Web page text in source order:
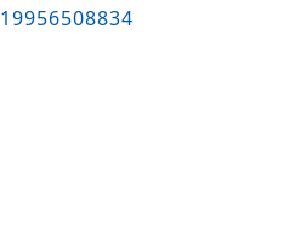
19956508834